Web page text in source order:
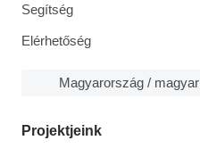
Segítség
Elérhetőség
Magyarország / magyar
Projektjeink